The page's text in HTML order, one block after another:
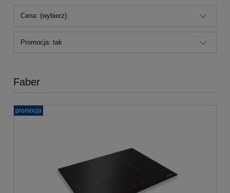
Cena: (wybierz)
Promocja: tak
Faber
promocja